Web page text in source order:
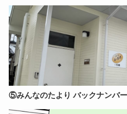
③のっくおん